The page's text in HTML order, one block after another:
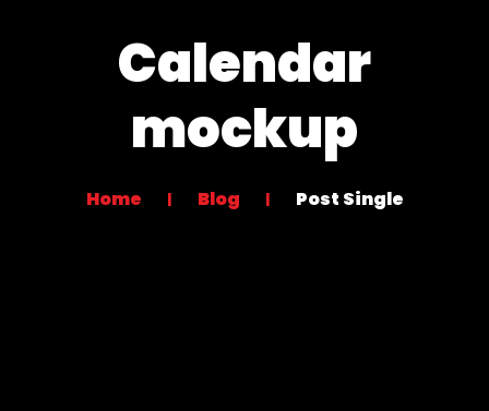
Calendar
mockup
Home Blog Post Single